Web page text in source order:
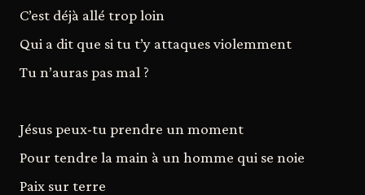
C’est déjà allé trop loin
Qui a dit que si tu t’y attaques violemment
Tu n’auras pas mal ?
Jésus peux-tu prendre un moment
Pour tendre la main à un homme qui se noie
Paix sur terre